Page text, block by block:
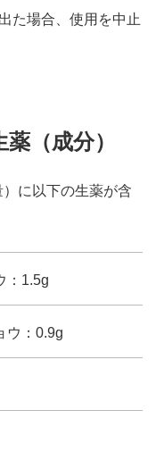
た場合、使用を中止
（成分）
に以下の生薬が含
：1.5g
ウ：0.9g